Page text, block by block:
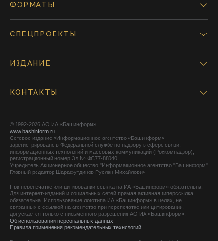
ФОРМАТЫ
СПЕЦПРОЕКТЫ
ИЗДАНИЕ
КОНТАКТЫ
© 1992-2026 АО ИА «Башинформ».
www.bashinform.ru
Сетевое издание «Информационное агентство «Башинформ»
зарегистрировано в Федеральной службе по надзору в сфере связи,
информационных технологий и массовых коммуникаций (Роскомнадзор),
регистрационный номер Эл № ФС77-88040
Учредитель Акционерное общество "Информационное агентство "Башинформ"
Главный редактор Шарафутдинов Руслан Михайлович
При перепечатке или цитировании ссылка на ИА «Башинформ» обязательна.
Для интернет-изданий и социальных сетей прямая активная гиперссылка
обязательна. Использование логотипа ИА «Башинформ» в целях, не
связанных с ссылкой на агентство при перепечатке или цитировании,
допускается только с письменного разрешения АО ИА «Башинформ».
Об использовании персональных данных
Правила применения рекомендательных технологий